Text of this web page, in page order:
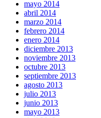
mayo 2014
abril 2014
marzo 2014
febrero 2014
enero 2014
diciembre 2013
noviembre 2013
octubre 2013
septiembre 2013
agosto 2013
julio 2013
junio 2013
mayo 2013